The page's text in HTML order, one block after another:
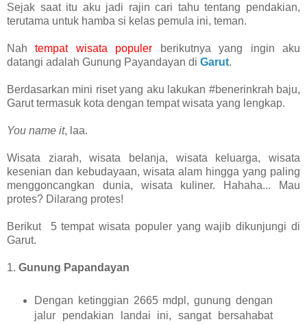
Sejak saat itu aku jadi rajin cari tahu tentang pendakian,
terutama untuk hamba si kelas pemula ini, teman.
Nahtempat wisata populer berikutnya yang ingin aku
datangi adalah Gunung Payandayan di Garut.
Berdasarkan mini riset yang aku lakukan #benerinkrah baju,
Garut termasuk kota dengan tempat wisata yang lengkap.
You name it, laa.
Wisata ziarah, wisata belanja, wisata keluarga, wisata
kesenian dan kebudayaan, wisata alam hingga yang paling
menggoncangkan dunia, wisata kuliner. Hahaha... Mau
protes? Dilarang protes!
Berikut 5 tempat wisata populer yang wajib dikunjungi di
Garut.
1. Gunung Papandayan
Dengan ketinggian 2665 mdpl, gunung dengan
jalur pendakian landai ini, sangat bersahabat